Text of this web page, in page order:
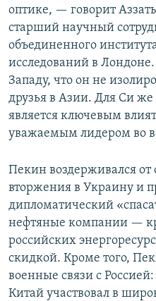
оптике, — говорит
старший научный
объединенного
исследований в
Западу, что он не
друзья в Азии. Для Си же
является ключевым
уважаемым лидером во
Пекин воздерживался от
вторжения в Украину и
дипломатический
нефтяные компании —
российских
скидкой. Кроме того,
военные связи с
Китай участвовал в